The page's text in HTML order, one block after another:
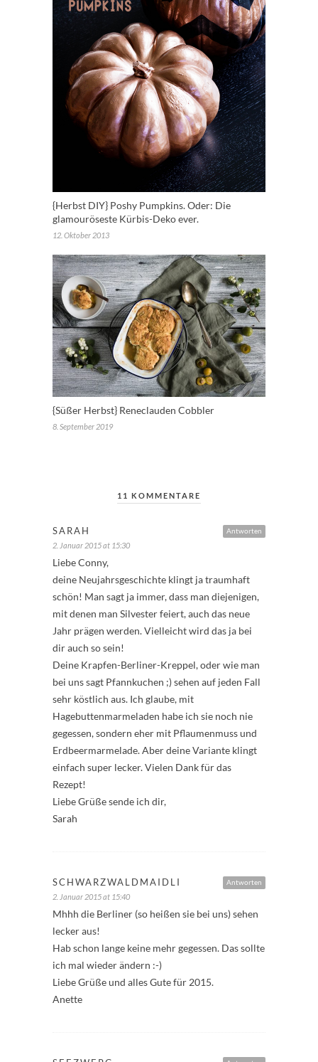
{Herbst DIY} Poshy Pumpkins. Oder: Die
glamouröseste Kürbis-Deko ever.
12. Oktober 2013
{Süßer Herbst} Reneclauden Cobbler
8. September 2019
11 KOMMENTARE
Antworten
SARAH
2. Januar 2015 at 15:30
Liebe Conny,
deine Neujahrsgeschichte klingt ja traumhaft
schön! Man sagt ja immer, dass man diejenigen,
mit denen man Silvester feiert, auch das neue
Jahr prägen werden. Vielleicht wird das ja bei
dir auch so sein!
Deine Krapfen-Berliner-Kreppel, oder wie man
bei uns sagt Pfannkuchen ;) sehen auf jeden Fall
sehr köstlich aus. Ich glaube, mit
Hagebuttenmarmeladen habe ich sie noch nie
gegessen, sondern eher mit Pflaumenmuss und
Erdbeermarmelade. Aber deine Variante klingt
einfach super lecker. Vielen Dank für das
Rezept!
Liebe Grüße sende ich dir,
Sarah
Antworten
SCHWARZWALDMAIDLI
2. Januar 2015 at 15:40
Mhhh die Berliner (so heißen sie bei uns) sehen
lecker aus!
Hab schon lange keine mehr gegessen. Das sollte
ich mal wieder ändern :-)
Liebe Grüße und alles Gute für 2015.
Anette